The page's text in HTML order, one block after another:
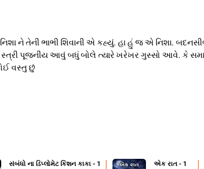
ને તેની ભાભી શિવાની એ કહ્યું. હા હું જ એ નિશા.
સ્ત્રી પૂજનીય આવું બધું બોલે ત્યારે ખરેખર ગુસ્સો આવે. કે
વસ્તુ છું
સંબંધો ના ડિપ્લોમેટ કિશન કાકા - 1 એક રાત - 1